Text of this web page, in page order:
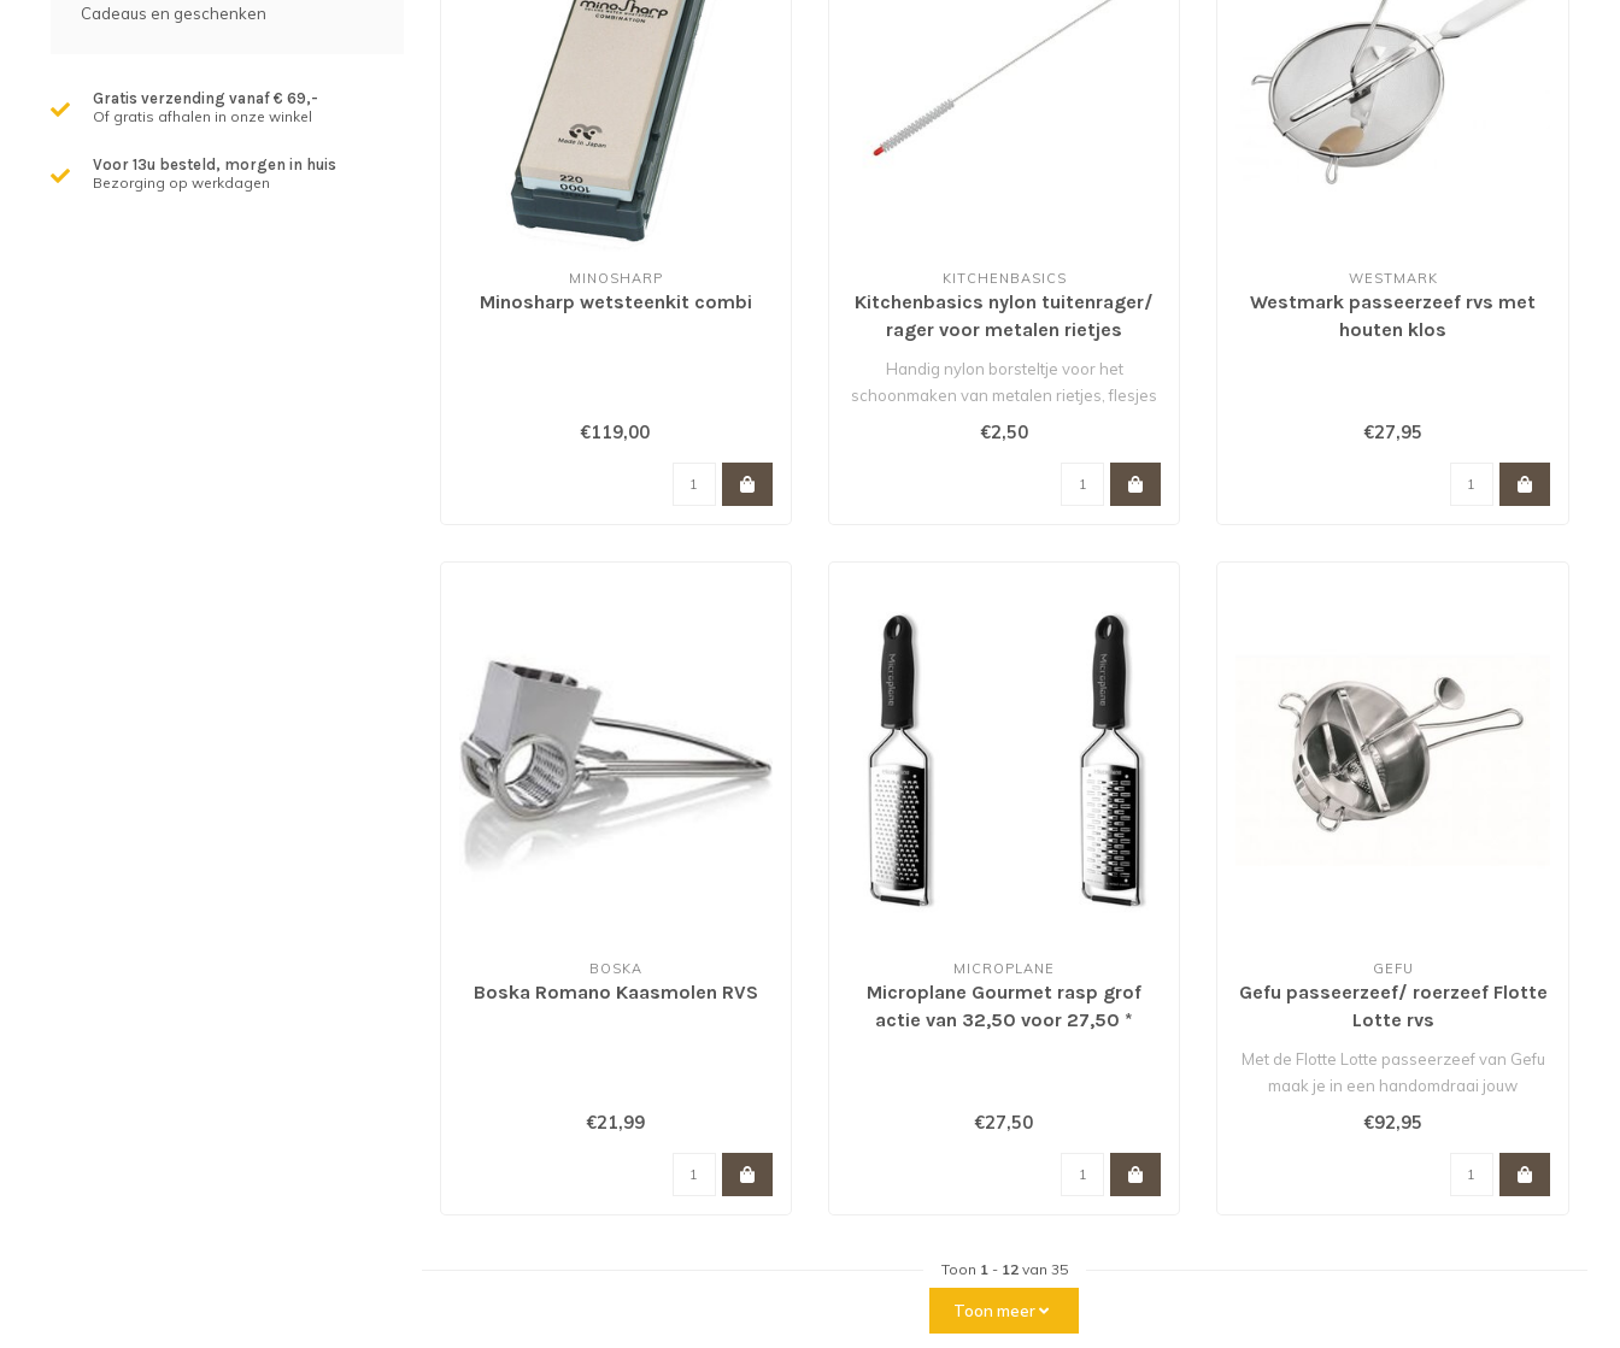
Cadeaus en geschenken
Gratis verzending vanaf € 69,-
Of gratis afhalen in onze winkel
Voor 13u besteld, morgen in huis
Bezorging op werkdagen
MINOSHARP
Minosharp wetsteenkit combi
€119,00
KITCHENBASICS
Kitchenbasics nylon tuitenrager/
rager voor metalen rietjes
Handig nylon borsteltje voor het
schoonmaken van metalen rietjes, flesjes
en sch..
€2,50
WESTMARK
Westmark passeerzeef rvs met
houten klos
€27,95
BOSKA
Boska Romano Kaasmolen RVS
€21,99
MICROPLANE
Microplane Gourmet rasp grof
actie van 32,50 voor 27,50 *
€27,50
GEFU
Gefu passeerzeef/ roerzeef Flotte
Lotte rvs
Met de Flotte Lotte passeerzeef van Gefu
maak je in een handomdraai jouw
tomaten..
€92,95
Toon 1- 12van 35
Toon meer